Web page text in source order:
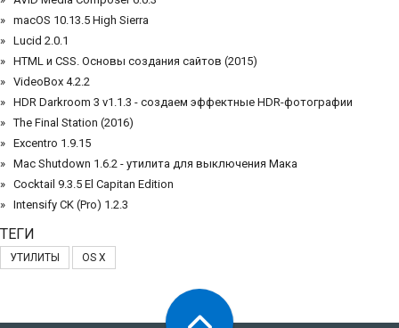
macOS 10.13.5 High Sierra
Lucid 2.0.1
HTML и CSS. Основы создания сайтов (2015)
VideoBox 4.2.2
HDR Darkroom 3 v1.1.3 - cоздаем эффектные HDR-фотографии
The Final Station (2016)
Excentro 1.9.15
Mac Shutdown 1.6.2 - утилита для выключения Мака
Cocktail 9.3.5 El Capitan Edition
Intensify CK (Pro) 1.2.3
ТЕГИ
УТИЛИТЫ OS X